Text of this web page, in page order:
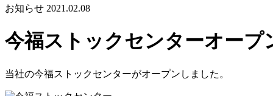
お知らせ 2021.02.08
今福ストックセンターオープ
当社の今福ストックセンターがオープンしました。